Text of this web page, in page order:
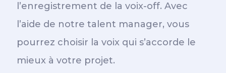
l’enregistrement de la voix-off. Avec
l’aide de notre talent manager, vous
pourrez choisir la voix qui s’accorde le
mieux à votre projet.